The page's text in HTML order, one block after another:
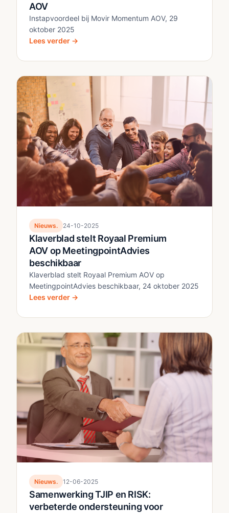
AOV
Instapvoordeel bij Movir Momentum AOV, 29
oktober 2025
Lees verder →
Nieuws. 24-10-2025
Klaverblad stelt Royaal Premium
AOV op MeetingpointAdvies
beschikbaar
Klaverblad stelt Royaal Premium AOV op
MeetingpointAdvies beschikbaar, 24 oktober 2025
Lees verder →
Nieuws. 12-06-2025
Samenwerking TJIP en RISK:
verbeterde ondersteuning voor